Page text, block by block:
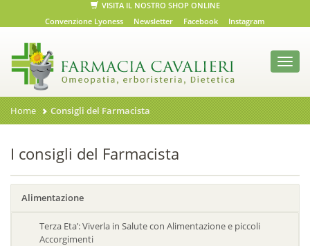
VISITA IL NOSTRO SHOP ONLINE
Convenzione Lyoness
Newsletter Facebook Instagram
Home Consigli del Farmacista
I consigli del Farmacista
Alimentazione
Terza Eta’: Viverla in Salute con Alimentazione e piccoli
Accorgimenti